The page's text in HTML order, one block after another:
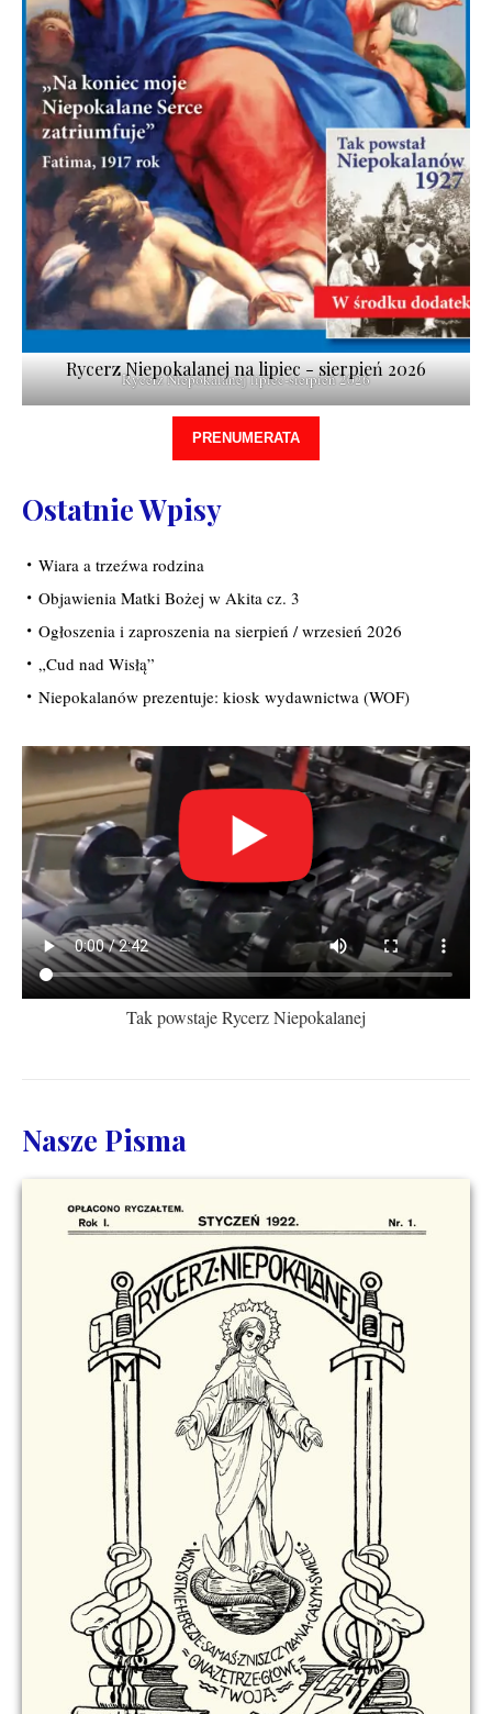
Rycerz Niepokalanej lipiec-sierpień 2026
Rycerz Niepokalanej na lipiec - sierpień 2026
PRENUMERATA
Ostatnie Wpisy
Wiara a trzeźwa rodzina
Objawienia Matki Bożej w Akita cz. 3
Ogłoszenia i zaproszenia na sierpień / wrzesień 2026
„Cud nad Wisłą”
Niepokalanów prezentuje: kiosk wydawnictwa (WOF)
Tak powstaje Rycerz Niepokalanej
Nasze Pisma